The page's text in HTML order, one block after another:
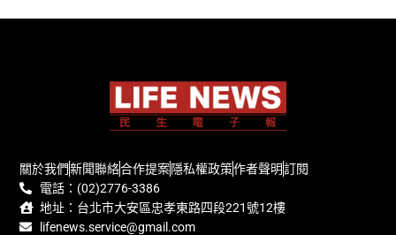
關於我們新聞聯絡合作提案隱私權政策作者聲明訂閱
電話：(02)2776-3386
地址：台北市大安區忠孝東路四段221號12樓
lifenews.service@gmail.com